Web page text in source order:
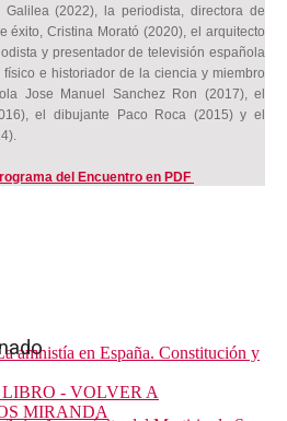
Galilea (2022), la periodista, directora de
éxito, Cristina Morató (2020), el arquitecto
y presentador de televisión española
e historiador de la ciencia y miembro
Jose Manuel Sanchez Ron (2017), el
el dibujante Paco Roca (2015) y el
del Encuentro en PDF